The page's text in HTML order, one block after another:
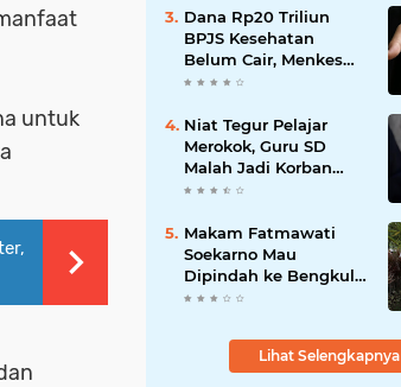
untuk
Dana Rp20 Triliun
BPJS Kesehatan
Belum Cair, Menkes
Ungkap Kendala
Niat Tegur Pelajar
Merokok, Guru SD
Malah Jadi Korban
Pengeroyokan di
Makam Fatmawati
Soekarno Mau
Dipindah ke Bengkulu,
Ini Alasan yang
Lihat Selengkapnya